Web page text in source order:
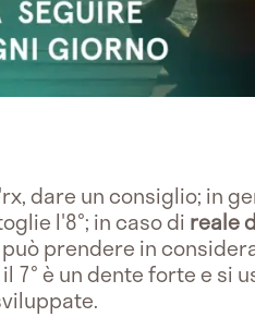
dare un consiglio; in
l'8°; in caso di reale
prendere in
7° è un dente forte e si